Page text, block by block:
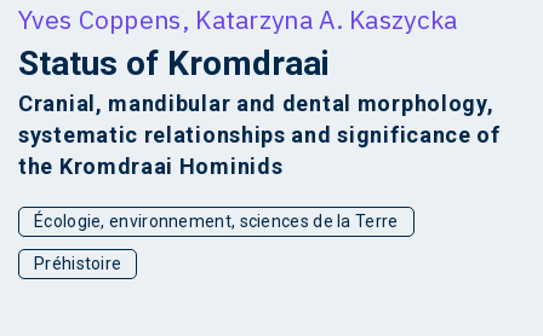
Yves Coppens, Katarzyna A. Kaszycka
Status of Kromdraai
Cranial, mandibular and dental morphology,
systematic relationships and significance of
the Kromdraai Hominids
Écologie, environnement, sciences de la Terre
Préhistoire